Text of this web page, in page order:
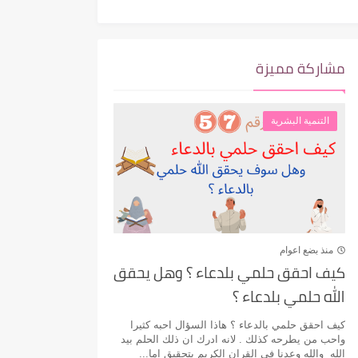
مشاركة مميزة
التنمية البشرية
منذ بضع اعوام
كيف احقق حلمي بلدعاء ؟ وهل يحقق
الله حلمي بلدعاء ؟
كيف احقق حلمي بالدعاء ؟ هاذا السؤال احبه كثيرا
واحب من يطرحه كذلك . لانه ادرك ان ذلك الحلم بيد
الله والله وعدنا في القران الكريم بتحقيق اما...